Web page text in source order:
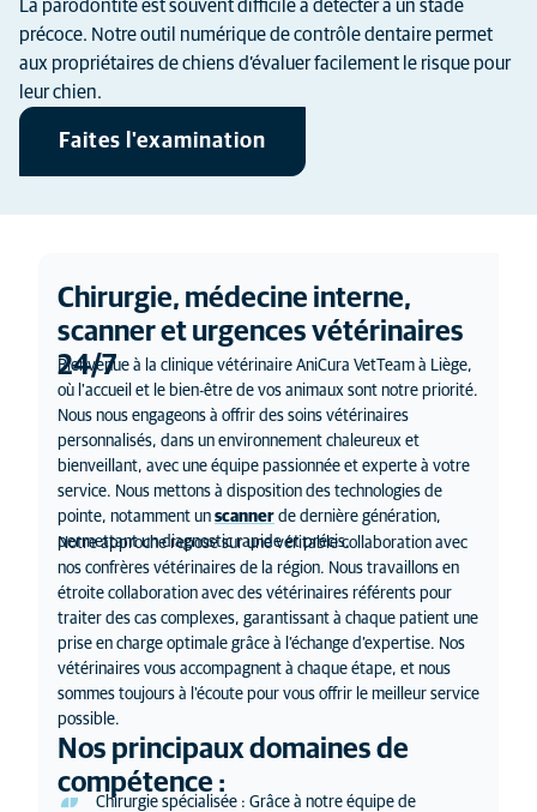
La parodontite est souvent difficile à détecter à un stade
précoce. Notre outil numérique de contrôle dentaire permet
aux propriétaires de chiens d’évaluer facilement le risque pour
leur chien.
Faites l'examination
Chirurgie, médecine interne,
scanner et urgences vétérinaires
24/7
Bienvenue à la clinique vétérinaire AniCura VetTeam à Liège,
où l'accueil et le bien-être de vos animaux sont notre priorité.
Nous nous engageons à offrir des soins vétérinaires
personnalisés, dans un environnement chaleureux et
bienveillant, avec une équipe passionnée et experte à votre
service. Nous mettons à disposition des technologies de
pointe, notamment un scanner de dernière génération,
permettant un diagnostic rapide et précis.
Notre approche repose sur une véritable collaboration avec
nos confrères vétérinaires de la région. Nous travaillons en
étroite collaboration avec des vétérinaires référents pour
traiter des cas complexes, garantissant à chaque patient une
prise en charge optimale grâce à l’échange d’expertise. Nos
vétérinaires vous accompagnent à chaque étape, et nous
sommes toujours à l'écoute pour vous offrir le meilleur service
possible.
Nos principaux domaines de
compétence :
Chirurgie spécialisée : Grâce à notre équipe de